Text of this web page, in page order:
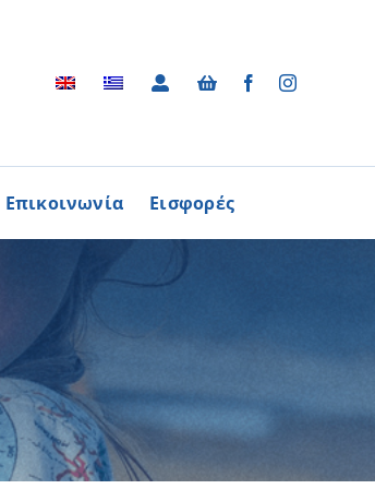
Φωτογραφικό Αρχείο
Βίντεο
Διαφημίσεις
/ Φυλλάδια
Τραγούδια
ΑΓΟΡΑΖΩ
ΠΡΟΙΟΝΤΑ
Περισσότερα
Επικοινωνία Εισφορές